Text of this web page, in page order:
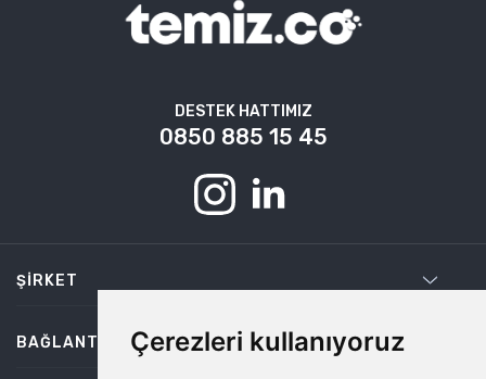
Çerezleri kullanıyoruz
DESTEK HATTIMIZ
0850 885 15 45
ŞIRKET
BAĞLANTILAR